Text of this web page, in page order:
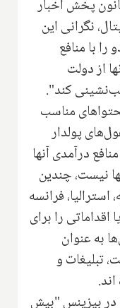
لایحه سی-۱۱ و سی-۱۸ قانون پخش اخبار
نگرانی این
با منافع
از دولت
کند".
مناسب
پولدار
درآمدی آنها
نیست، چندین
فرانسه
اقداماتی را برای
به عنوان
تبلیغات و
در بیزینس "بیش